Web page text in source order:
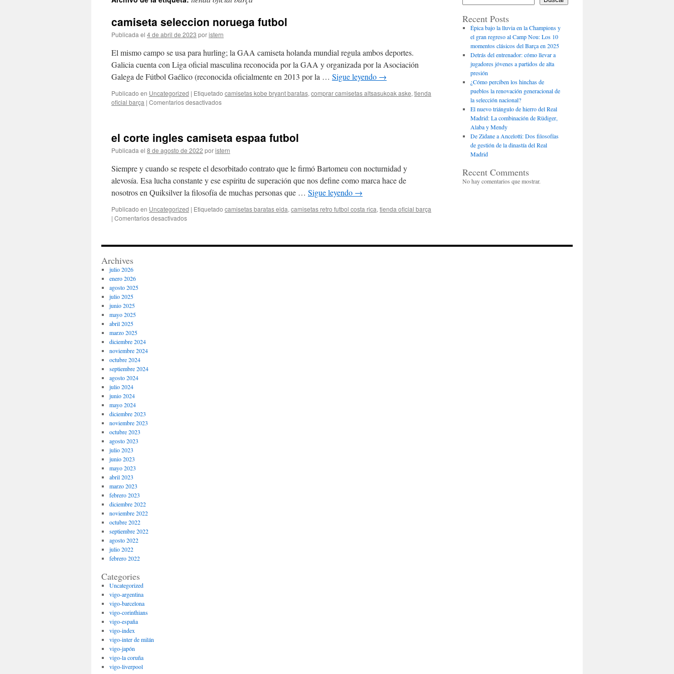
contenido
camiseta seleccion noruega futbol
Publicada el 4 de abril de 2023 poristern
El mismo campo se usa para hurling; la GAA camiseta holanda mundial regula ambos deportes.
Galicia cuenta con Liga oficial masculina reconocida por la GAA y organizada por la Asociación
Galega de Fútbol Gaélico (reconocida oficialmente en 2013 por la … Sigue leyendo →
Publicado en Uncategorized | Etiquetado camisetas kobe bryant baratas, comprar camisetas altsasukoak aske, tienda
oficial barça | Comentarios desactivadosen
futbol
el corte ingles camiseta espaa futbol
Publicada el 8 de agosto de 2022 poristern
Siempre y cuando se respete el desorbitado contrato que le firmó Bartomeu con nocturnidad y
alevosía. Esa lucha constante y ese espíritu de superación que nos define como marca hace de
nosotros en Quiksilver la filosofía de muchas personas que … Sigue leyendo →
Publicado en Uncategorized | Etiquetado camisetas baratas elda, camisetas retro futbol costa rica, tienda oficial barça
| Comentarios desactivadosen
ingles
Recent Posts
Épica bajo la lluvia en la Champions y
el gran regreso al Camp Nou: Los 10
momentos clásicos del Barça en 2025
Detrás del entrenador: cómo llevar a
jugadores jóvenes a partidos de alta
presión
¿Cómo perciben los hinchas de
pueblos la renovación generacional de
la selección nacional?
El nuevo triángulo de hierro del Real
Madrid: La combinación de Rüdiger,
Alaba y Mendy
De Zidane a Ancelotti: Dos filosofías
de gestión de la dinastía del Real
Madrid
Recent Comments
No hay comentarios que mostrar.
Archives
julio 2026
enero 2026
agosto 2025
julio 2025
junio 2025
mayo 2025
abril 2025
marzo 2025
diciembre 2024
noviembre 2024
octubre 2024
septiembre 2024
agosto 2024
julio 2024
junio 2024
mayo 2024
diciembre 2023
noviembre 2023
octubre 2023
agosto 2023
julio 2023
junio 2023
mayo 2023
abril 2023
marzo 2023
febrero 2023
diciembre 2022
noviembre 2022
octubre 2022
septiembre 2022
agosto 2022
julio 2022
febrero 2022
Categories
Uncategorized
vigo-argentina
vigo-barcelona
vigo-corinthians
vigo-españa
vigo-index
vigo-inter de milán
vigo-japón
vigo-la coruña
vigo-liverpool